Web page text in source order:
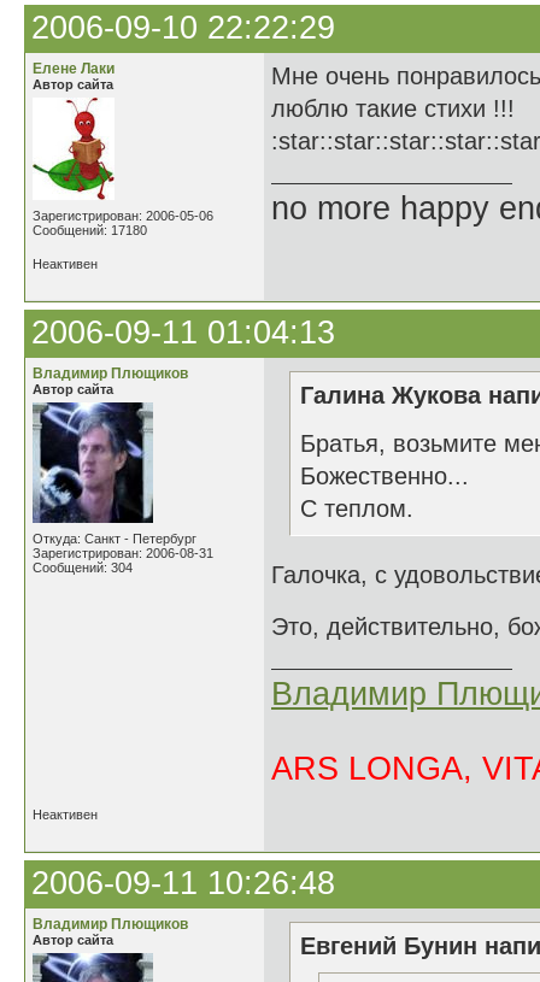
2006-09-10 22:22:29
Елене Лаки
Автор сайта
Зарегистрирован: 2006-05-06
Сообщений: 17180
Мне очень
люблю такие стихи !!!
no more happy
Неактивен
2006-09-11 01:04:13
Владимир Плющиков
Автор сайта
Откуда: Санкт - Петербург
Зарегистрирован: 2006-08-31
Сообщений: 304
Галина Жукова
Братья, возьмите
Божественно...
С теплом.
Галочка, с
Это, действительно,
Владимир
ARS LONGA,
Неактивен
2006-09-11 10:26:48
Владимир Плющиков
Автор сайта
Евгений Бунин